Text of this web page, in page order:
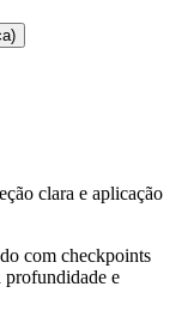
clara e aplicação
com checkpoints
profundidade e